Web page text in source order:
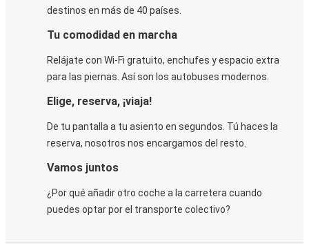
destinos en más de 40 países.
Tu comodidad en marcha
Relájate con Wi-Fi gratuito, enchufes y espacio extra
para las piernas. Así son los autobuses modernos.
Elige, reserva, ¡viaja!
De tu pantalla a tu asiento en segundos. Tú haces la
reserva, nosotros nos encargamos del resto.
Vamos juntos
¿Por qué añadir otro coche a la carretera cuando
puedes optar por el transporte colectivo?